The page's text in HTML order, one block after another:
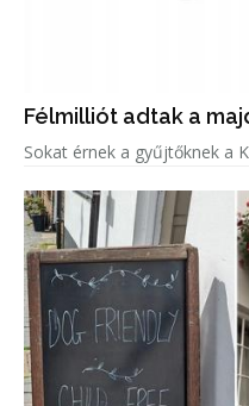
Félmilliót adtak a
Sokat érnek a gyűjtőknek a